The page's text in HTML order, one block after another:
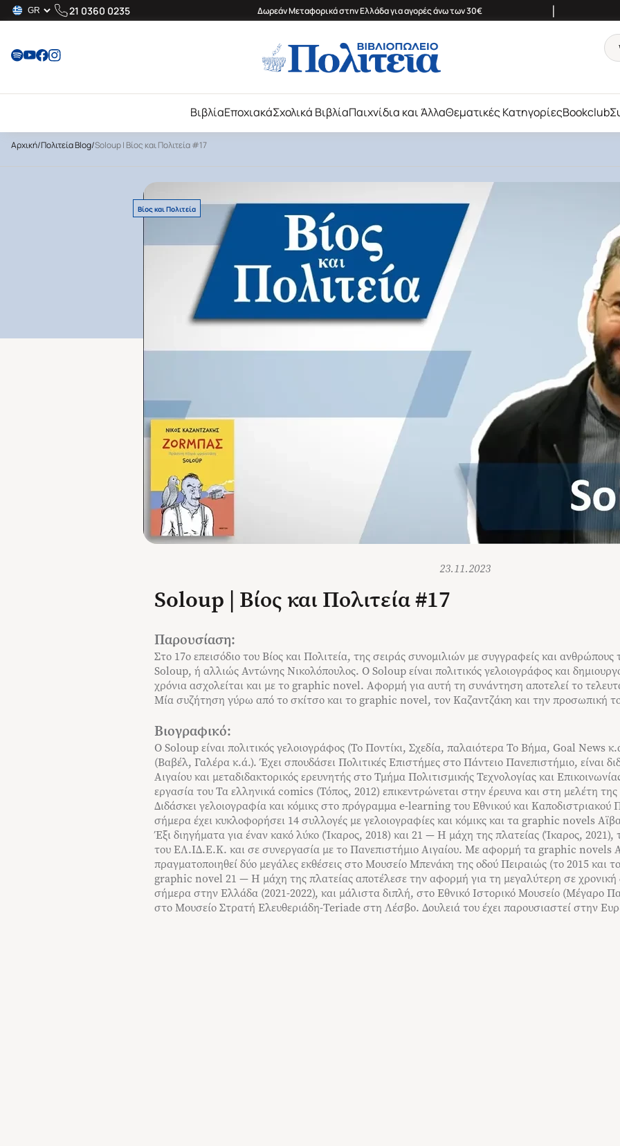
21 0360 0235 Δωρεάν Μεταφορικά στην Ελλάδα για αγορές άνω των 30€ |
ΒιβλίαΕποχιακάΣχολικά ΒιβλίαΠαιχνίδια και ΆλλαΘεματικές ΚατηγορίεςBookclub
Αρχική/Πολιτεία Blog/Soloup | Βίος και Πολιτεία #17
Βίος και Πολιτεία
23.11.2023
Soloup | Βίος και Πολιτεία #17
Παρουσίαση:
Στο 17ο επεισόδιο του Βίος και Πολιτεία, της σειράς συνομιλιών με συγγραφείς και ανθρώπους
Soloup, ή αλλιώς Αντώνης Νικολόπουλος. Ο Soloup είναι πολιτικός γελοιογράφος και
χρόνια ασχολείται και με το graphic novel. Αφορμή για αυτή τη συνάντηση αποτελεί το
Μία συζήτηση γύρω από το σκίτσο και το graphic novel, τον Καζαντζάκη και την προσωπική
Βιογραφικό:
Ο Soloup είναι πολιτικός γελοιογράφος (Το Ποντίκι, Σχεδία, παλαιότερα Το Βήμα, Goal Νews
(Βαβέλ, Γαλέρα κ.ά.). Έχει σπουδάσει Πολιτικές Επιστήμες στο Πάντειο Πανεπιστήμιο, είναι
Αιγαίου και μεταδιδακτορικός ερευνητής στο Τμήμα Πολιτισμικής Τεχνολογίας και
εργασία του Τα ελληνικά comics (Τόπος, 2012) επικεντρώνεται στην έρευνα και στη μελέτη
Διδάσκει γελοιογραφία και κόμικς στο πρόγραμμα e-learning του Εθνικού και
σήμερα έχει κυκλοφορήσει 14 συλλογές με γελοιογραφίες και κόμικς και τα graphic novels
Έξι διηγήματα για έναν κακό λύκο (Ίκαρος, 2018) και 21 — H μάχη της πλατείας (Ίκαρος, 2021),
του ΕΛ.ΙΔ.Ε.Κ. και σε συνεργασία με το Πανεπιστήμιο Αιγαίου. Με αφορμή τα graphic novels
πραγματοποιηθεί δύο μεγάλες εκθέσεις στο Μουσείο Μπενάκη της οδού Πειραιώς (το 2015 και
graphic novel 21 — Η μάχη της πλατείας αποτέλεσε την αφορμή για τη μεγαλύτερη σε χρονική
σήμερα στην Ελλάδα (2021-2022), και μάλιστα διπλή, στο Εθνικό Ιστορικό Μουσείο (Μέγαρο
στο Μουσείο Στρατή Ελευθεριάδη-Teriade στη Λέσβο. Δουλειά του έχει παρουσιαστεί στην